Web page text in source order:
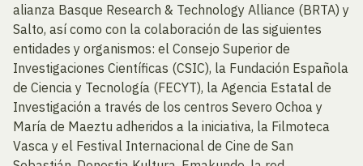
alianza Basque Research & Technology Alliance (BRTA) y
Salto, así como con la colaboración de las siguientes
entidades y organismos: el Consejo Superior de
Investigaciones Científicas (CSIC), la Fundación Española
de Ciencia y Tecnología (FECYT), la Agencia Estatal de
Investigación a través de los centros Severo Ochoa y
María de Maeztu adheridos a la iniciativa, la Filmoteca
Vasca y el Festival Internacional de Cine de San